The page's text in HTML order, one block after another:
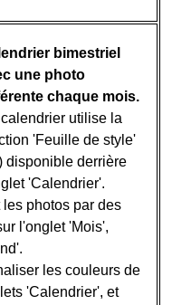
bimestriel
une photo
chaque mois.
utilise la
'Feuille de style'
disponible derrière
'Calendrier'.
photos par des
l'onglet 'Mois',
les couleurs de
'Calendrier', et